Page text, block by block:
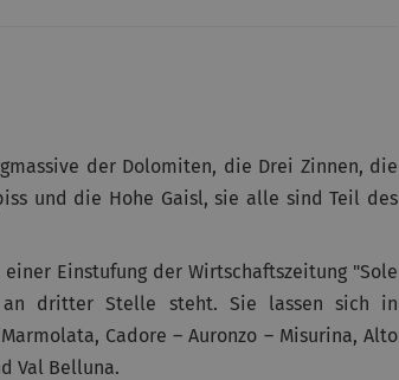
der Dolomiten, die Drei Zinnen, die
und die Hohe Gaisl, sie alle sind Teil des
Einstufung der Wirtschaftszeitung "Sole
dritter Stelle steht. Sie lassen sich in
Cadore – Auronzo – Misurina, Alto
Val Belluna.